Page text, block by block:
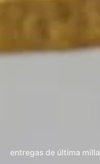
entregas de última milla